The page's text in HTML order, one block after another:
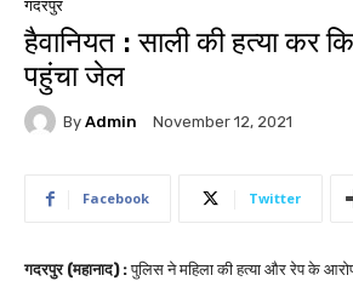
गदरपुर
हैवानियत : साली की हत्या कर
पहुंचा जेल
By Admin November 12, 2021
Facebook Twitter
गदरपुर (महानाद) :पुलिस ने महिला की हत्या और रेप के